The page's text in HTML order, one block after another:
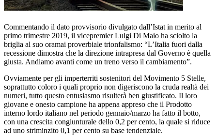
Commentando il dato provvisorio divulgato dall’Istat in merito al
primo trimestre 2019, il vicepremier Luigi Di Maio ha sciolto la
briglia al suo oramai proverbiale trionfalismo: “L’Italia fuori dalla
recessione dimostra che la direzione intrapresa dal Governo è quella
giusta. Andiamo avanti come un treno verso il cambiamento”.
Ovviamente per gli imperterriti sostenitori del Movimento 5 Stelle,
soprattutto coloro i quali proprio non digeriscono la cruda realtà dei
numeri, tutto questo entusiasmo risulterà ben giustificato. Il loro
giovane e onesto campione ha appena appreso che il Prodotto
interno lordo italiano nel periodo gennaio/marzo ha fatto il botto,
con una crescita congiunturale dello 0,2 per cento, la quale si riduce
ad uno striminzito 0,1 per cento su base tendenziale.